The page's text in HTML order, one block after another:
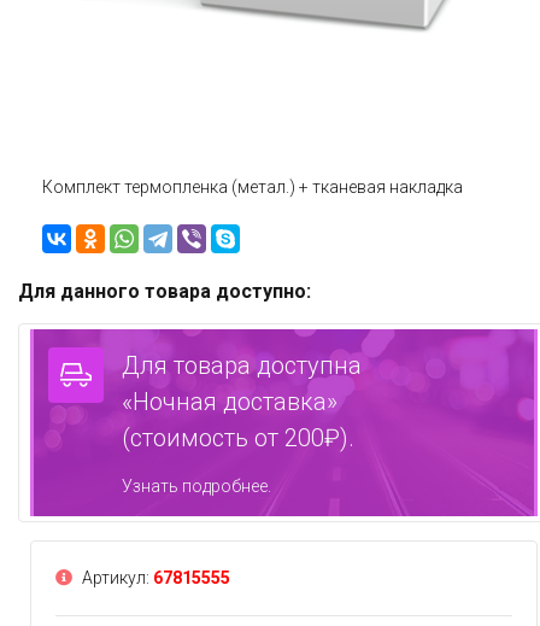
Комплект термопленка (метал.) + тканевая накладка
Для данного товара доступно:
Для товара доступна
«Ночная доставка»
(стоимость от 200₽).
Узнать подробнее.
Артикул: 67815555